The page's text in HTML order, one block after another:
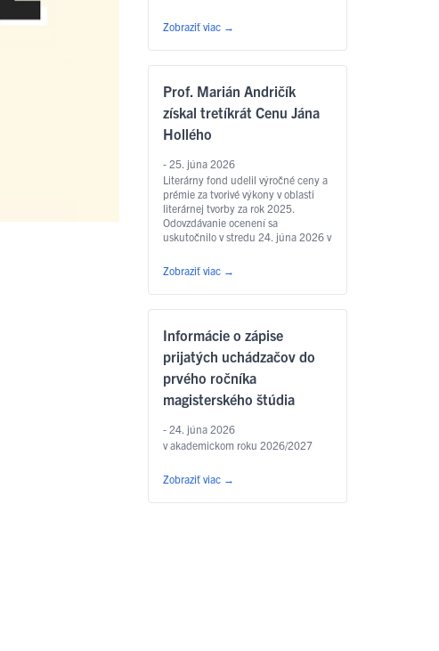
Aule Lekárskej fakulty UPJŠ na Tr.
SNP – o 9.00 hod. sa uskutočnili
promócie absolventov študijných
programov anglický jazyk pre
slovakisticko-mediálne štúdiá,
filozofia, sociálna práca …
Čítať
ďalej
Zobraziť viac →
Prof. Marián Andričík
získal tretíkrát Cenu Jána
Hollého
- 25. júna 2026
Literárny fond udelil výročné ceny a
prémie za tvorivé výkony v oblasti
literárnej tvorby za rok 2025.
Odovzdávanie ocenení sa
uskutočnilo v stredu 24. júna 2026 v
z laureátov je aj
prodekan Filozofickej fakulty UPJŠ
v Košiciach prof. PhDr. Marián
Andričík, PhD., ktorý dostal Cenu
v kategórii poézia, a to za prvý
slovenský preklad … Čítať ďalej
Zobraziť viac →
Informácie o zápise
prijatých uchádzačov do
prvého ročníka
magisterského štúdia
- 24. júna 2026
v akademickom roku 2026/2027
Zobraziť viac →